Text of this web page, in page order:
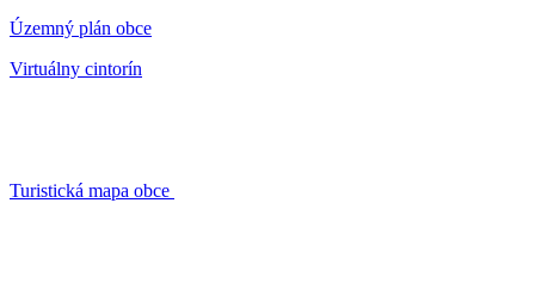
Územný plán obce
Virtuálny cintorín
Turistická mapa obce